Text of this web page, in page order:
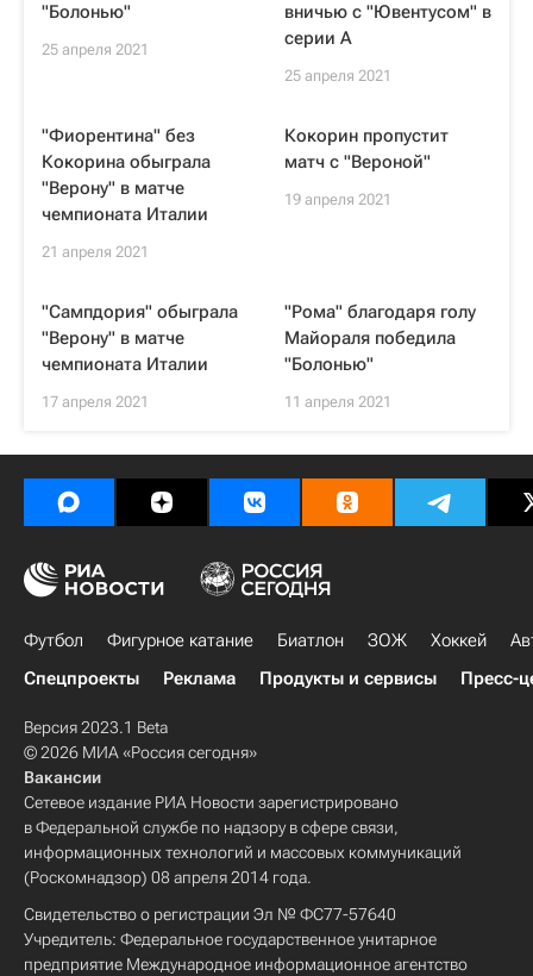
"Болонью"
25 апреля 2021
вничью с "Ювентусом" в
серии А
25 апреля 2021
"Фиорентина" без
Кокорина обыграла
"Верону" в матче
чемпионата Италии
21 апреля 2021
Кокорин пропустит
матч с "Вероной"
19 апреля 2021
"Сампдория" обыграла
"Верону" в матче
чемпионата Италии
17 апреля 2021
"Рома" благодаря голу
Майораля победила
"Болонью"
11 апреля 2021
Футбол Фигурное катание Биатлон ЗОЖ Хоккей
Спецпроекты
Реклама Продукты и сервисы Пресс-
Версия 2023.1 Beta
© 2026 МИА «Россия сегодня»
Вакансии
Сетевое издание РИА Новости зарегистрировано
в Федеральной службе по надзору в сфере связи,
информационных технологий и массовых коммуникаций
(Роскомнадзор) 08 апреля 2014 года.
Свидетельство о регистрации Эл № ФС77-57640
Учредитель: Федеральное государственное унитарное
предприятие Международное информационное агентство